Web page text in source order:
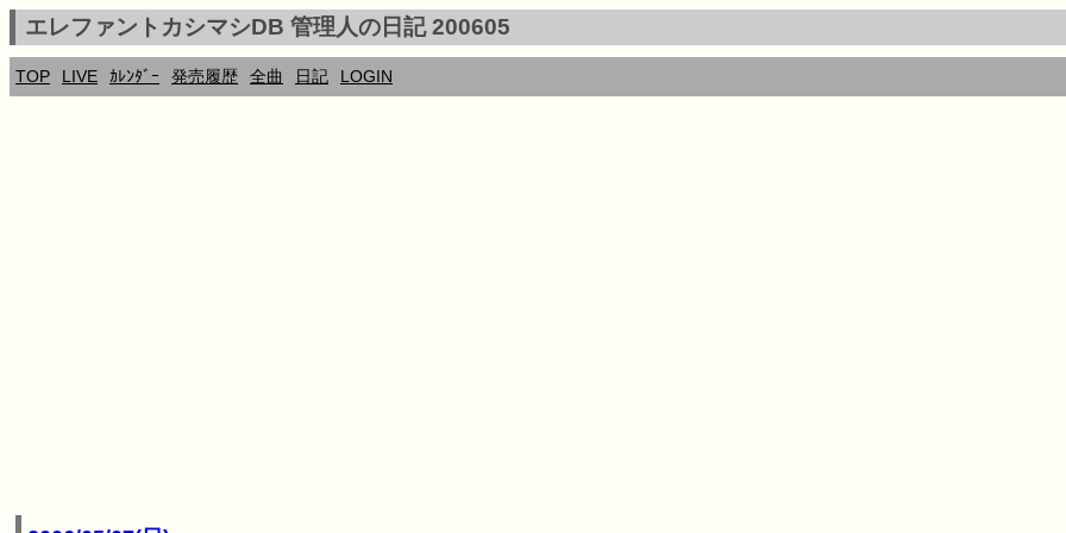
エレファントカシマシDB 管理人の日記 200605
TOP LIVE ｶﾚﾝﾀﾞｰ 発売履歴 全曲 日記 LOGIN